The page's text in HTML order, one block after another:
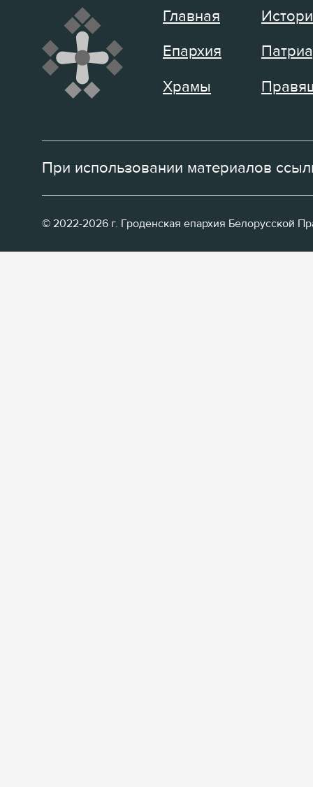
Главная
Епархия
Храмы
При использовании материалов
© 2022-2026 г. Гроденская епархия Белорусской